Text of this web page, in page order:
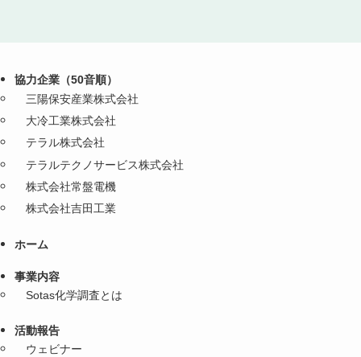
協力企業（50音順）
三陽保安産業株式会社
大冷工業株式会社
テラル株式会社
テラルテクノサービス株式会社
株式会社常盤電機
株式会社吉田工業
ホーム
事業内容
Sotas化学調査とは
活動報告
ウェビナー